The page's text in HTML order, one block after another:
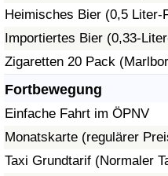
Heimisches Bier (0,5 Liter-
Importiertes Bier (0,33-
Zigaretten 20 Pack
Fortbewegung
Einfache Fahrt im ÖPNV
Monatskarte (regulärer
Taxi Grundtarif (Normaler
Verkehrs-Index (aktuell)
Verkehrs-Index nach Land